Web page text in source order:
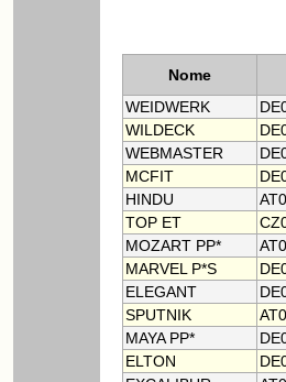
Nome
WEIDWERK
WILDECK
WEBMASTER
MCFIT
HINDU
TOP ET
MOZART PP*
MARVEL P*S
ELEGANT
SPUTNIK
MAYA PP*
ELTON